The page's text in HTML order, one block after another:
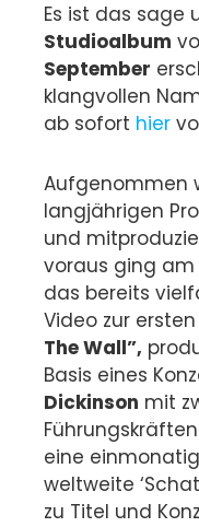
Es ist das sage
Studioalbum
September
klangvollen
ab sofort hier
Aufgenommen
langjährigen
und
voraus ging am
das bereits
Video zur
The Wall”,
Basis eines
Dickinson mit
eine
weltweite
zu Titel und